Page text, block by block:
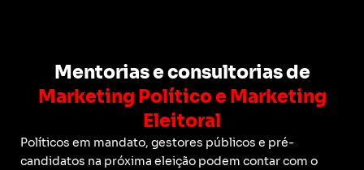
Mentorias e consultorias de
Marketing Político e Marketing
Eleitoral
Políticos em mandato, gestores públicos e pré-
candidatos na próxima eleição podem contar com o